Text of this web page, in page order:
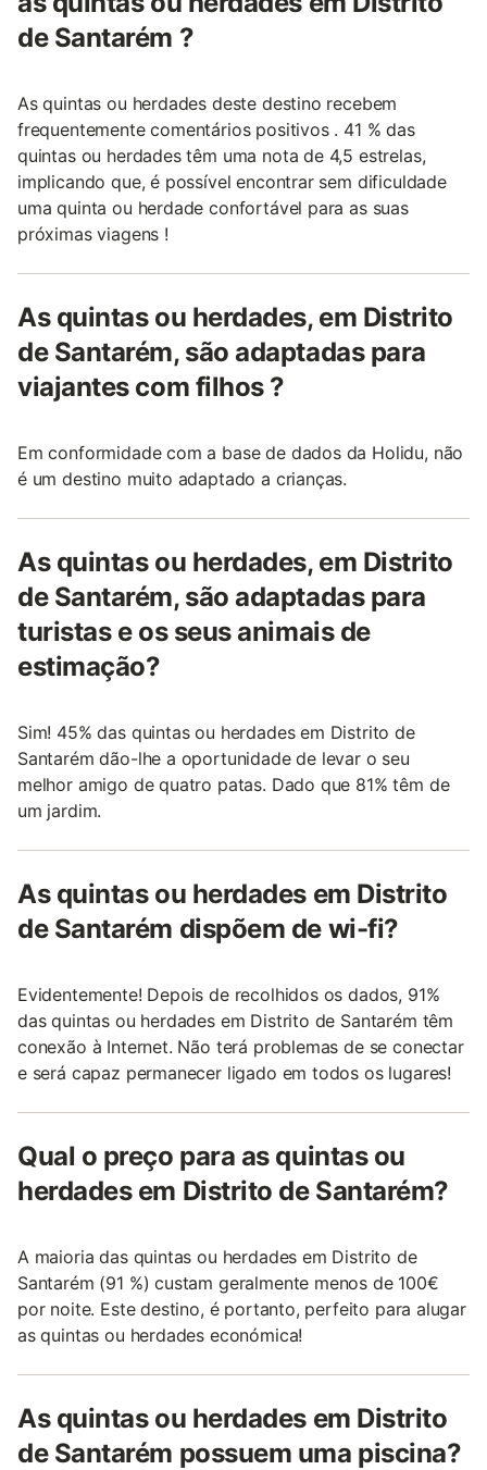
de Santarém ?
As quintas ou herdades deste destino recebem
frequentemente comentários positivos . 41 % das
quintas ou herdades têm uma nota de 4,5 estrelas,
implicando que, é possível encontrar sem dificuldade
uma quinta ou herdade confortável para as suas
próximas viagens !
As quintas ou herdades, em Distrito
de Santarém, são adaptadas para
viajantes com filhos ?
Em conformidade com a base de dados da Holidu, não
é um destino muito adaptado a crianças.
As quintas ou herdades, em Distrito
de Santarém, são adaptadas para
turistas e os seus animais de
estimação?
Sim! 45% das quintas ou herdades em Distrito de
Santarém dão-lhe a oportunidade de levar o seu
melhor amigo de quatro patas. Dado que 81% têm de
um jardim.
As quintas ou herdades em Distrito
de Santarém dispõem de wi-fi?
Evidentemente! Depois de recolhidos os dados, 91%
das quintas ou herdades em Distrito de Santarém têm
conexão à Internet. Não terá problemas de se conectar
e será capaz permanecer ligado em todos os lugares!
Qual o preço para as quintas ou
herdades em Distrito de Santarém?
A maioria das quintas ou herdades em Distrito de
Santarém (91 %) custam geralmente menos de 100€
por noite. Este destino, é portanto, perfeito para alugar
as quintas ou herdades económica!
As quintas ou herdades em Distrito
de Santarém possuem uma piscina?